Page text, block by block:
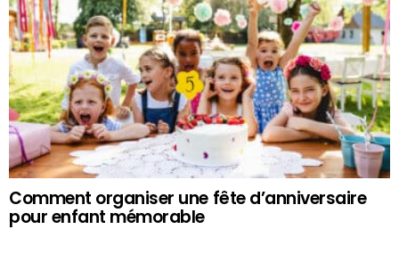
Comment organiser une fête d’anniversaire
pour enfant mémorable